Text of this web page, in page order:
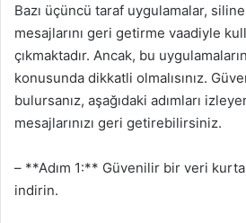
Bazı üçüncü taraf uygulamalar,
mesajlarını geri getirme vaadiyle
çıkmaktadır. Ancak, bu
konusunda dikkatli olmalısınız.
bulursanız, aşağıdaki adımları
mesajlarınızı geri getirebilirsiniz.
– **Adım 1:** Güvenilir bir veri
indirin.